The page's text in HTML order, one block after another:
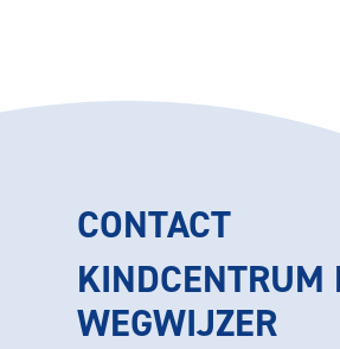
CONTACT
KINDCENTRUM
WEGWIJZER